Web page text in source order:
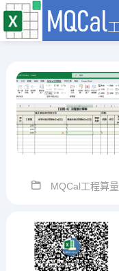
MQCal工程算量